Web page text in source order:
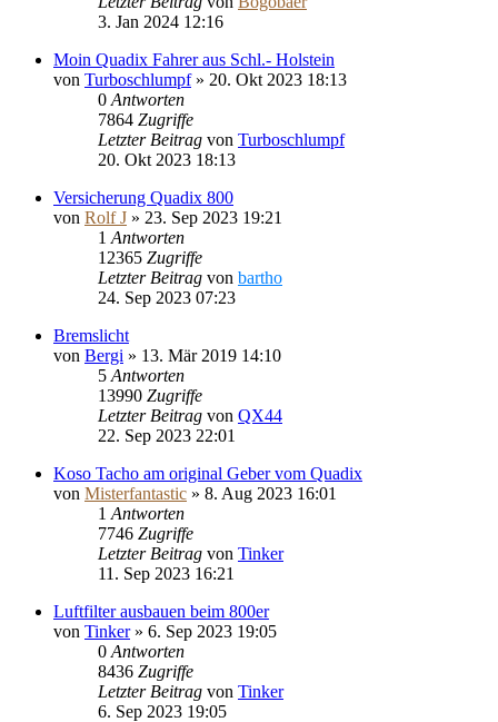
3. Jan 2024 12:16
Moin Quadix Fahrer aus Schl.- Holstein
von Turboschlumpf» 20. Okt 2023 18:13
0 Antworten
7864 Zugriffe
Letzter Beitrag von Turboschlumpf
20. Okt 2023 18:13
Versicherung Quadix 800
von Rolf J » 23. Sep 2023 19:21
1 Antworten
12365 Zugriffe
Letzter Beitrag von bartho
24. Sep 2023 07:23
Bremslicht
von Bergi » 13. Mär 2019 14:10
5 Antworten
13990 Zugriffe
Letzter Beitrag von QX44
22. Sep 2023 22:01
Koso Tacho am original Geber vom Quadix
von Misterfantastic » 8. Aug 2023 16:01
1 Antworten
7746 Zugriffe
Letzter Beitrag von Tinker
11. Sep 2023 16:21
Luftfilter ausbauen beim 800er
von Tinker» 6. Sep 2023 19:05
0 Antworten
8436 Zugriffe
Letzter Beitrag von Tinker
6. Sep 2023 19:05